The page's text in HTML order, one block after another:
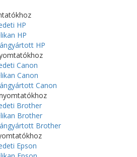
HP
HP
HP
Canon
Canon
Canon
nyomtatókhoz
Brother
Brother
Brother
Epson